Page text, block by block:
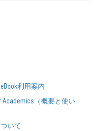
利用案内
Academics（概要と使い
いて